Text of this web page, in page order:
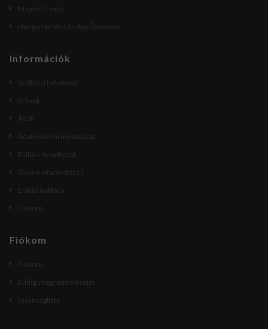
Maped Creativ
Hungarian Web Linkgyűjtemény
Információk
Szállítási feltételek
Rólunk
ÁSZF
Adatvédelmi nyilatkozat
Elállási nyilatkozat
Online vitarendezés
Elállás indítása
Fiókom
Fiókom
Fiókom
Eddigi megrendeléseim
Kívánságlista